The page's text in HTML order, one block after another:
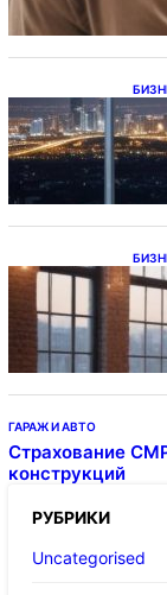
ГАРАЖ И АВТО
Страхование
конструкций
РУБРИКИ
Uncategorised